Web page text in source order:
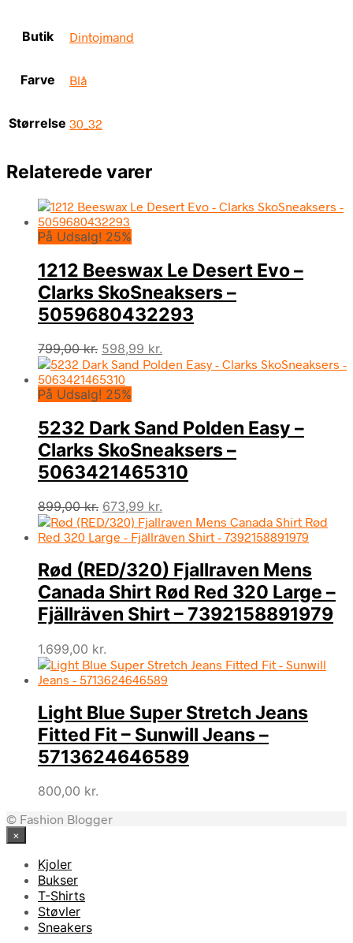
Butik Dintojmand
Farve Blå
Størrelse 30_32
Relaterede varer
På Udsalg! 25%
1212 Beeswax Le Desert Evo –
Clarks SkoSneaksers –
5059680432293
799,00kr. Den
oprindelige
pris
var:
598,99 kr.
aktuelle
På Udsalg! 25%
5232 Dark Sand Polden Easy –
Clarks SkoSneaksers –
5063421465310
899,00kr. Den
oprindelige
pris
899,00 kr..
673,99 kr.
aktuelle
pris
673,99 kr..
Rød (RED/320) Fjallraven Mens
Canada Shirt Rød Red 320 Large –
Fjällräven Shirt – 7392158891979
1.699,00 kr.
Light Blue Super Stretch Jeans
Fitted Fit – Sunwill Jeans –
5713624646589
800,00 kr.
© Fashion Blogger
×
Kjoler
Bukser
T-Shirts
Støvler
Sneakers